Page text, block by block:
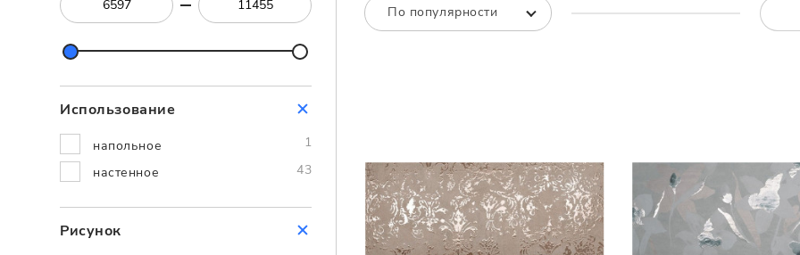
Для кухни
Все
Посмотреть всю керамическую плитку
Все
Посмотреть всю мозаику
Использование
напольное
1
настенное
43
Рисунок
По популярности